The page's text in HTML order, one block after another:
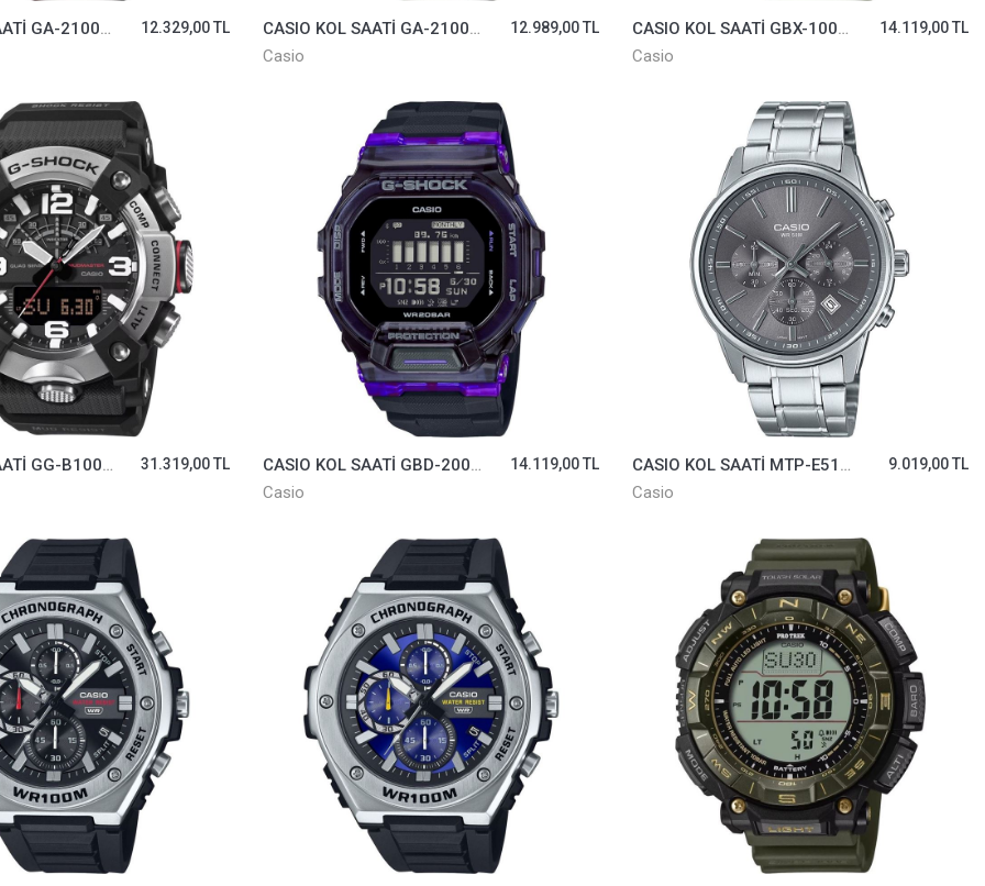
CASIO KOL SAATİ GA-2100CM-8ADR
12.329,00 TL
CASIO KOL SAATİ GA-2100CMD-8ADR
Casio
12.989,00 TL
CASIO KOL SAATİ GBX-100-8DR
Casio
14.119,00 TL
CASIO KOL SAATİ GG-B100XM-1ADR
31.319,00 TL
CASIO KOL SAATİ GBD-200SM-1A6DR
Casio
14.119,00 TL
CASIO KOL SAATİ MTP-E515D-8AVDF
Casio
9.019,00 TL